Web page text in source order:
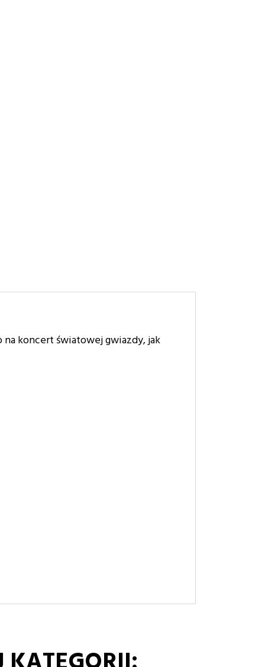
koncert światowej gwiazdy, jak